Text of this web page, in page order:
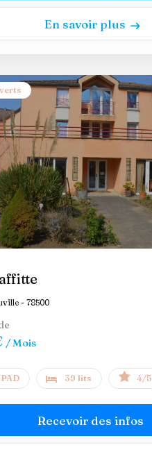
En savoir plus
- 78500
/ Mois
39 lits 4/5
Recevoir des infos